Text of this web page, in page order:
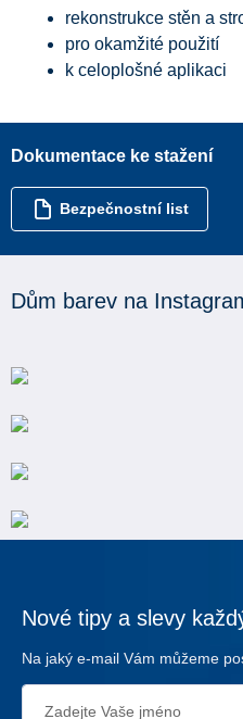
rekonstrukce stěn a
pro okamžité použití
k celoplošné aplikaci
Dokumentace ke stažení
Bezpečnostní list
Dům barev na
Nové tipy a slevy
Na jaký e-mail Vám můžeme